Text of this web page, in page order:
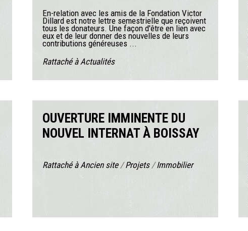
En-relation avec les amis de la Fondation Victor
Dillard est notre lettre semestrielle que reçoivent
tous les donateurs. Une façon d'être en lien avec
eux et de leur donner des nouvelles de leurs
contributions généreuses ...
Rattaché à Actualités
OUVERTURE IMMINENTE DU
NOUVEL INTERNAT À BOISSAY
Rattaché à Ancien site /Projets /Immobilier